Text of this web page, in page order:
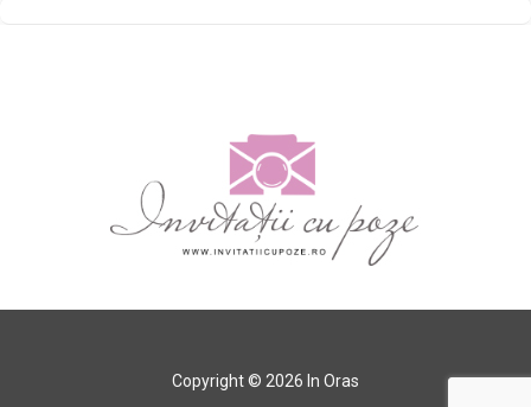
Copyright © 2026 In Oras